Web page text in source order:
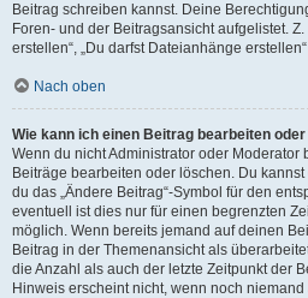
Beitrag schreiben kannst. Deine
Foren- und der Beitragsansicht aufgelistet.
erstellen“, „Du darfst Dateianhänge
Nach oben
Wie kann ich einen Beitrag bearbeiten
Wenn du nicht Administrator oder Moderator
Beiträge bearbeiten oder löschen. Du
du das „Ändere Beitrag“-Symbol für den
eventuell ist dies nur für einen begrenzten
möglich. Wenn bereits jemand auf deinen
Beitrag in der Themenansicht als
die Anzahl als auch der letzte Zeitpunkt der
Hinweis erscheint nicht, wenn noch